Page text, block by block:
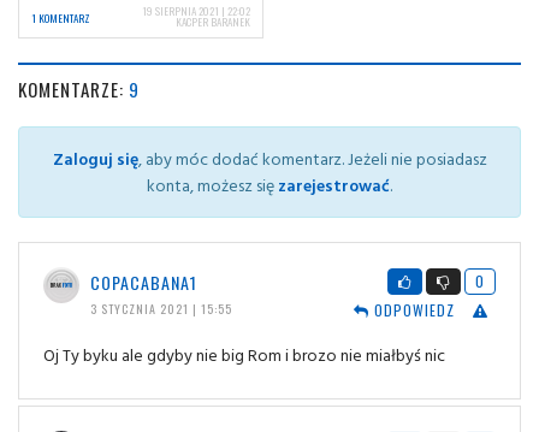
1 KOMENTARZ 19 SIERPNIA 2021 | 22:02
KACPER BARANEK
KOMENTARZE: 9
Zaloguj się, aby móc dodać komentarz. Jeżeli nie posiadasz
konta, możesz sięzarejestrować.
COPACABANA1
3 STYCZNIA 2021 | 15:55
0
ODPOWIEDZ
Oj Ty byku ale gdyby nie big Rom i brozo nie miałbyś nic